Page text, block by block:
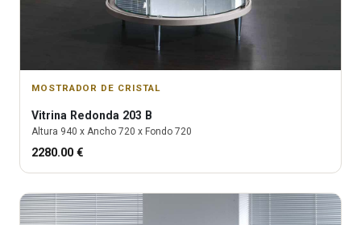
MOSTRADOR DE CRISTAL
Vitrina Redonda 203 B
Altura 940 x Ancho 720 x Fondo 720
2280.00 €